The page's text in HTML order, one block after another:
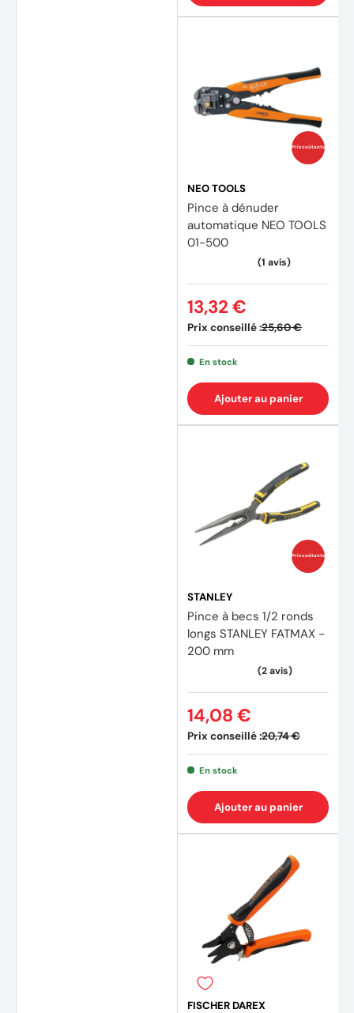
Prix coûtants
NEO TOOLS
Pince à dénuder
automatique NEO TOOLS
01-500
Prix conseillé :25,60 €
13,32 €
En stock
Ajouter au panier
Prix coûtants
STANLEY
Pince à becs 1/2 ronds
longs STANLEY FATMAX -
200 mm
Prix conseillé :20,74 €
14,08 €
En stock
Ajouter au panier
FISCHER DAREX